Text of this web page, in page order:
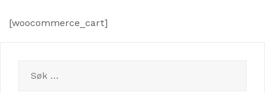
[woocommerce_cart]
etter: